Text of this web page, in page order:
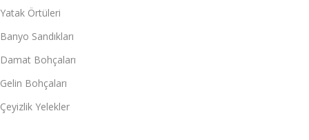
Yatak Örtüleri
Banyo Sandıkları
Damat Bohçaları
Gelin Bohçaları
Çeyizlik Yelekler